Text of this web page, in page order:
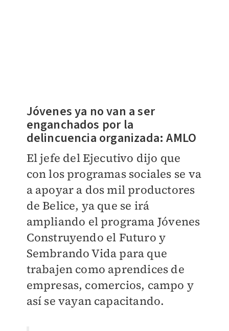
Jóvenes ya no van a ser
enganchados por la
delincuencia organizada: AMLO
El jefe del Ejecutivo dijo que
con los programas sociales se va
a apoyar a dos mil productores
de Belice, ya que se irá
ampliando el programa Jóvenes
Construyendo el Futuro y
Sembrando Vida para que
trabajen como aprendices de
empresas, comercios, campo y
así se vayan capacitando.